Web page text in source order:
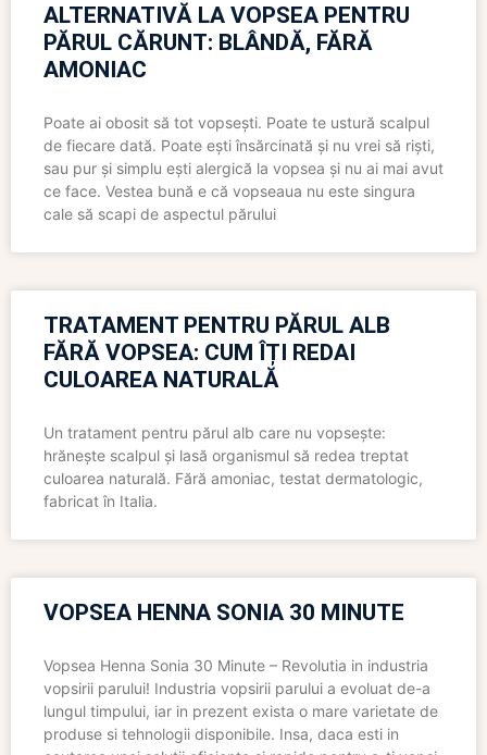
ALTERNATIVĂ LA VOPSEA PENTRU
PĂRUL CĂRUNT: BLÂNDĂ, FĂRĂ
AMONIAC
Poate ai obosit să tot vopsești. Poate te ustură scalpul
de fiecare dată. Poate ești însărcinată și nu vrei să riști,
sau pur și simplu ești alergică la vopsea și nu ai mai avut
ce face. Vestea bună e că vopseaua nu este singura
cale să scapi de aspectul părului
TRATAMENT PENTRU PĂRUL ALB
FĂRĂ VOPSEA: CUM ÎȚI REDAI
CULOAREA NATURALĂ
Un tratament pentru părul alb care nu vopsește:
hrănește scalpul și lasă organismul să redea treptat
culoarea naturală. Fără amoniac, testat dermatologic,
fabricat în Italia.
VOPSEA HENNA SONIA 30 MINUTE
Vopsea Henna Sonia 30 Minute – Revolutia in industria
vopsirii parului! Industria vopsirii parului a evoluat de-a
lungul timpului, iar in prezent exista o mare varietate de
produse si tehnologii disponibile. Insa, daca esti in